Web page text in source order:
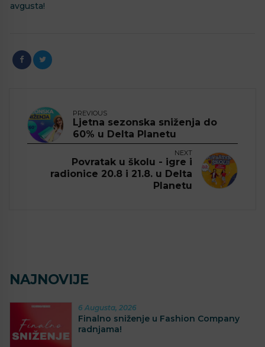
avgusta!
PREVIOUS
Ljetna sezonska sniženja do
60% u Delta Planetu
NEXT
Povratak u školu - igre i
radionice 20.8 i 21.8. u Delta
Planetu
NAJNOVIJE
6 Augusta, 2026
Finalno sniženje u Fashion Company
radnjama!